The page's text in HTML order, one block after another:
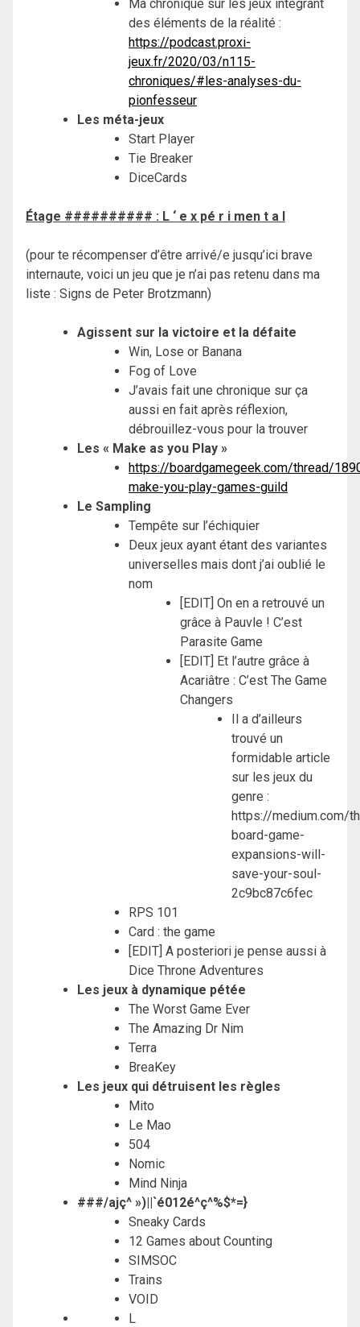
Ma chronique sur les jeux intégrant
des éléments de la réalité :
https://podcast.proxi-
jeux.fr/2020/03/n115-
chroniques/#les-analyses-du-
pionfesseur
Les méta-jeux
Start Player
Tie Breaker
DiceCards
Étage ########## : L ‘ e x pé r i men t a l
(pour te récompenser d’être arrivé/e jusqu’ici brave
internaute, voici un jeu que je n’ai pas retenu dans ma
liste : Signs de Peter Brotzmann)
Agissent sur la victoire et la défaite
Win, Lose or Banana
Fog of Love
J’avais fait une chronique sur ça
aussi en fait après réflexion,
débrouillez-vous pour la trouver
Les « Make as you Play »
https://boardgamegeek.com/thread/
make-you-play-games-guild
Le Sampling
Tempête sur l’échiquier
Deux jeux ayant étant des variantes
universelles mais dont j’ai oublié le
nom
[EDIT] On en a retrouvé un
grâce à Pauvle ! C’est
Parasite Game
[EDIT] Et l’autre grâce à
Acariâtre : C’est The Game
Changers
Il a d’ailleurs
trouvé un
formidable article
sur les jeux du
genre :
https://medium.com/
board-game-
expansions-will-
save-your-soul-
2c9bc87c6fec
RPS 101
Card : the game
[EDIT] A posteriori je pense aussi à
Dice Throne Adventures
Les jeux à dynamique pétée
The Worst Game Ever
The Amazing Dr Nim
Terra
BreaKey
Les jeux qui détruisent les règles
Mito
Le Mao
504
Nomic
Mind Ninja
###/ajç^ »)||`é012é^ç^%$*=}
Sneaky Cards
12 Games about Counting
SIMSOC
Trains
VOID
L